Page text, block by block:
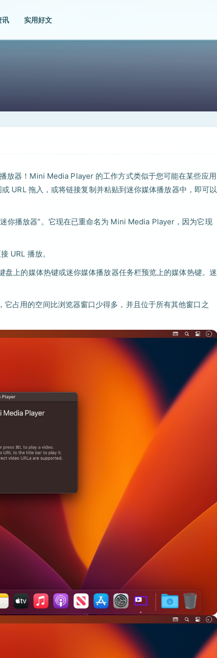
讯 实用好文
放器！Mini Media Player 的工作方式类似于您可能在某些应用
URL 拖入，或将链接复制并粘贴到迷你媒体播放器中，即可以
你播放器”。它现在已重命名为 Mini Media Player，因为它现
URL 播放。
上的媒体热键或迷你媒体播放器任务栏预览上的媒体热键。迷
占用的空间比浏览器窗口少得多，并且位于所有其他窗口之